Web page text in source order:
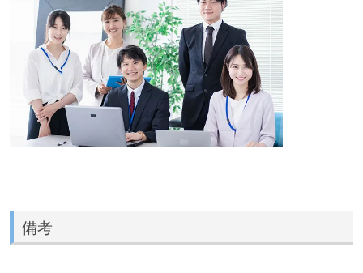
備考